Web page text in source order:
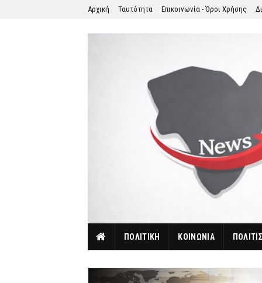
Αρχική Ταυτότητα Επικοινωνία - Όροι Χρήσης
ΠΟΛΙΤΙΚΗ ΚΟΙΝΩΝΙΑ